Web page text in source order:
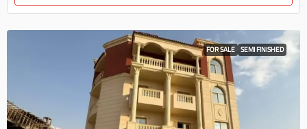
FOR SALE SEMI FINISHED